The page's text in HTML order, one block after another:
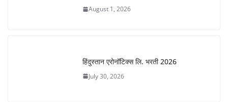
August 1, 2026
हिंदुस्तान एरोनॉटिक्स लि. भरती 2026
July 30, 2026